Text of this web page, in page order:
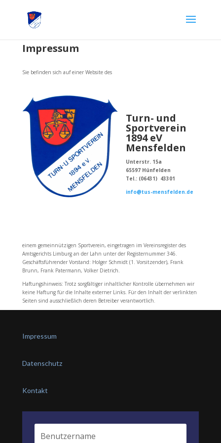
Impressum
Sie befinden sich auf einer Website des
Turn- und
Sportverein
1894 eV
Mensfelden
Unterstr. 15a
65597 Hünfelden
Tel.: (06431) 43301
info@tus-mensfelden.de
einem gemeinnützigen Sportverein, eingetragen im Vereinsregister des
Amtsgerichts Limburg an der Lahn unter der Registernummer 346.
Geschäftsführender Vorstand: Holger Schmidt (1. Vorsitzender), Frank
Brunn, Frank Patermann, Volker Dietrich.
Haftungshinweis: Trotz sorgfältiger inhaltlicher Kontrolle übernehmen wir
keine Haftung für die Inhalte externer Links. Für den Inhalt der verlinkten
Seiten sind ausschließlich deren Betreiber verantwortlich.
Impressum
Datenschutz
Kontakt